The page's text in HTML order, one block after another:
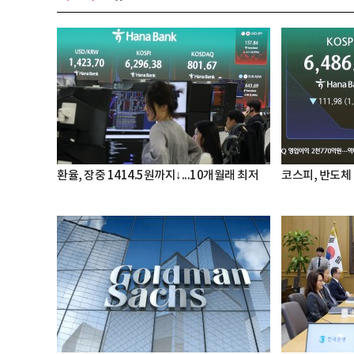
환율, 장중 1414.5원까지↓...10개월래 최저 코스피, 반도